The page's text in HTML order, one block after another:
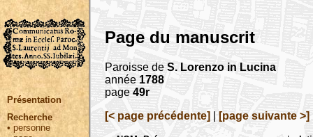
Présentation
Recherche
• personne
Page du manuscrit
Paroisse de S. Lorenzo in Lucina
année 1788
page 49r
[< page précédente]
[page suivante >]